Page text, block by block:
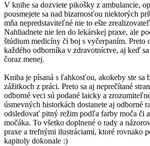
V knihe sa dozviete pikošky z ambulancie,
pousmejete sa nad bizarnosťou niektorých
mňa nepredstaviteľné nie to ešte
Nahliadnete nie len do lekárskej praxe, ale
štúdium medicíny či boj s vyčerpaním. Preto
každého odborníka v zdravotníctve, aj keď
čoraz menej.
Kniha je písaná s ľahkosťou, akokeby ste sa
zážitkoch z práci. Preto sa aj neprečítané
odborné veci sú podané laicky a
úsmevných historkách dostanete aj odborné
odsledovať pitný režim podľa farby moča či
močáka. To všetko doplnené o rady a
praxe a trefnými ilustráciami, ktoré rovnako
kapitoly dokonale :)